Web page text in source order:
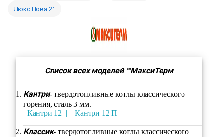
Люкс Нова 21
Список всех моделей ™МаксиТерм
Кантри- твердотопливные котлы классического
горения, сталь 3 мм.
Кантри 12
Кантри 12 П
Классик- твердотопливные котлы классического